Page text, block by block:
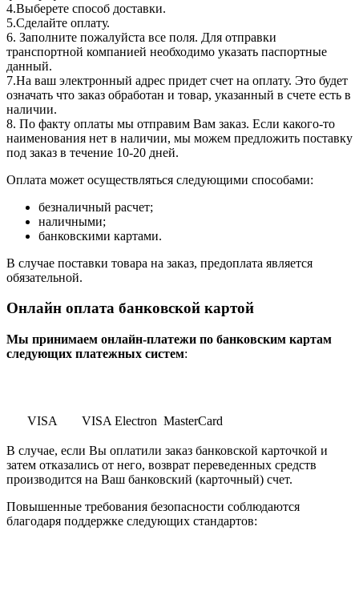
4.Выберете способ доставки.
5.Сделайте оплату.
6. Заполните пожалуйста все поля. Для отправки
транспортной компанией необходимо указать паспортные
данный.
7.На ваш электронный адрес придет счет на оплату. Это будет
означать что заказ обработан и товар, указанный в счете есть в
наличии.
8. По факту оплаты мы отправим Вам заказ. Если какого-то
наименования нет в наличии, мы можем предложить поставку
под заказ в течение 10-20 дней.
Оплата может осуществляться следующими способами:
безналичный расчет;
наличными;
банковскими картами.
В случае поставки товара на заказ, предоплата является
обязательной.
Онлайн оплата банковской картой
Мы принимаем онлайн-платежи по банковским картам
cледующих платежных систем:
VISA VISA Electron MasterCard
В случае, если Вы оплатили заказ банковской карточкой и
затем отказались от него, возврат переведенных средств
производится на Ваш банковский (карточный) счет.
Повышенные требования безопасности соблюдаются
благодаря поддержке следующих стандартов: